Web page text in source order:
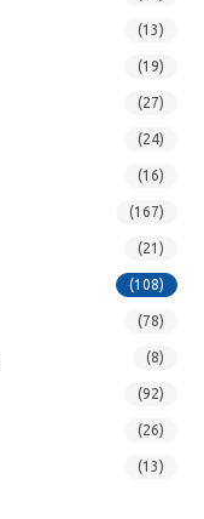
(13)
(19)
(27)
(24)
(16)
(167)
(21)
(108)
(78)
(8)
(92)
(26)
(13)